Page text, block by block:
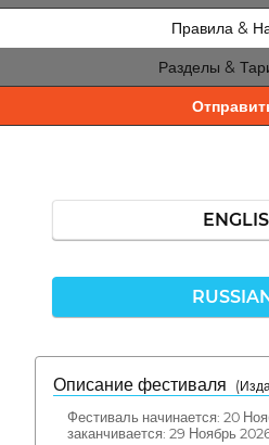
Правила &
Разделы &
Описание фестиваля
(
Фестиваль начинается: 20
заканчивается: 29 Ноябрь